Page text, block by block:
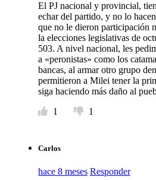
El PJ nacional y provincial,
echar del partido, y no lo
que no le dieron participación
la elecciones legislativas de
503. A nivel nacional, les
a «peronistas» como los
bancas, al armar otro grupo
permitieron a Milei tener la
siga haciendo más daño al
1
1
Carlos
hace 8 meses Responder